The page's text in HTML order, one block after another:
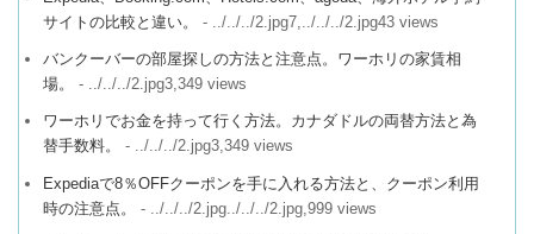
サイトの比較と違い。
- ../../../2.jpg7,../../../2.jpg43 views
バンクーバーの部屋探しの方法と注意点。ワーホリの家賃相
場。
- ../../../2.jpg3,349 views
ワーホリでお金を持って行く方法。カナダドルの両替方法と為
替手数料。
- ../../../2.jpg3,349 views
Expediaで8％OFFクーポンを手に入れる方法と、クーポン利用
時の注意点。
- ../../../2.jpg../../../2.jpg,999 views